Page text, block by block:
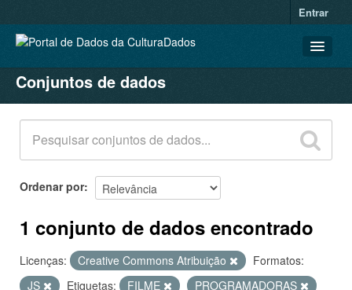
Entrar
CONJUNTOS DE DADOS
ORGANIZAÇÕES
GRUPOS
SOBRE
Conjuntos de dados
Ordenar por
1 conjunto de dados encontrado
Licenças: Creative Commons Atribuição
Formatos:
JS
Etiquetas: FILME
PROGRAMADORAS